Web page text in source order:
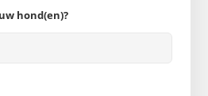
hond(en)?